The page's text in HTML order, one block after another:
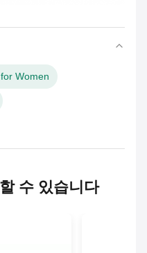
Women
수 있습니다